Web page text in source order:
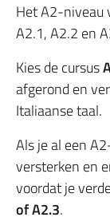
Het A2-niveau
A2.1, A2.2 en
Kies de cursus
afgerond en
Italiaanse taal.
Als je al een
versterken en
voordat je
of A2.3.